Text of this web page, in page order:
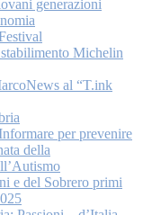
generazioni
Michelin
al “T.ink
per prevenire
della
e del Sobrero primi